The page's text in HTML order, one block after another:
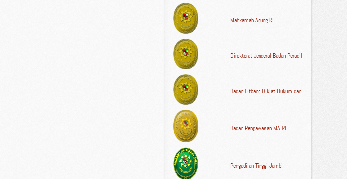
Mahkamah Agung RI
Direktorat Jenderal Badan Peradilan Umum MA RI
Badan Litbang Diklat Hukum dan Peradilan MA RI
Badan Pengawasan MA RI
Pengadilan Tinggi Jambi